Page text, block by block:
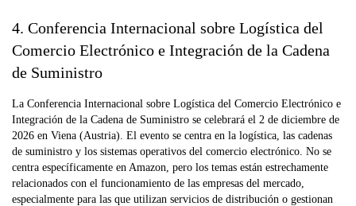
4. Conferencia Internacional sobre Logística del
Comercio Electrónico e Integración de la Cadena
de Suministro
La Conferencia Internacional sobre Logística del Comercio Electrónico e
Integración de la Cadena de Suministro se celebrará el 2 de diciembre de
2026 en Viena (Austria). El evento se centra en la logística, las cadenas
de suministro y los sistemas operativos del comercio electrónico. No se
centra específicamente en Amazon, pero los temas están estrechamente
relacionados con el funcionamiento de las empresas del mercado,
especialmente para las que utilizan servicios de distribución o gestionan